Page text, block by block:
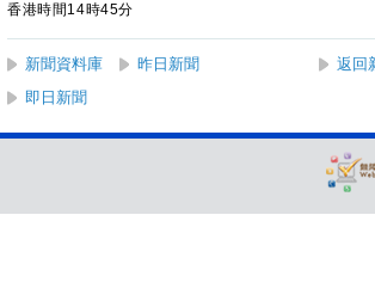
香港時間14時45分
新聞資料庫 昨日新聞 返回
即日新聞